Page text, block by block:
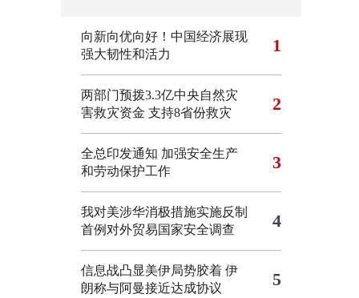
向新向优向好！中国经济展现
强大韧性和活力
1
两部门预拨3.3亿中央自然灾
害救灾资金 支持8省份救灾
2
全总印发通知 加强安全生产
和劳动保护工作
3
我对美涉华消极措施实施反制
首例对外贸易国家安全调查
4
信息战凸显美伊局势胶着 伊
朗称与阿曼接近达成协议
5